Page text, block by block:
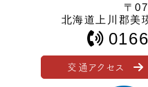
〒
北海道上川郡美
交通アクセス